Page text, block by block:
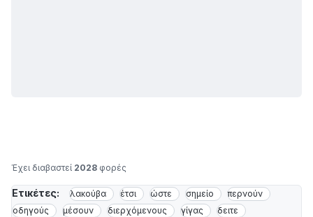
Έχει διαβαστεί 2028 φορές
Ετικέτες: λακούβα έτσι ώστε σημείο
περνούν
οδηγούς
μέσουν διερχόμενους γίγας
δειτε